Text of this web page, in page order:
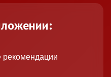
рекомендации